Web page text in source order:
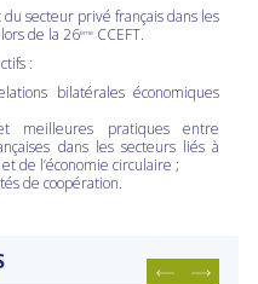
secteur privé français dans les
de la 26ème CCEFT.
:
bilatérales économiques
meilleures pratiques entre
dans les secteurs liés à
de l’économie circulaire ;
de coopération.